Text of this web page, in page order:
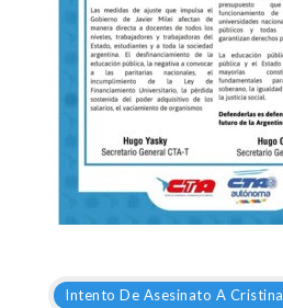
Intento De Asesinato A Cristina